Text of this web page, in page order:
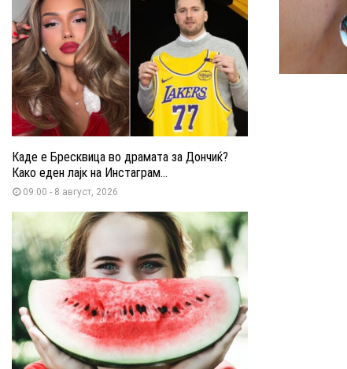
Каде е Бресквица во драмата за Дончиќ?
Како еден лајк на Инстаграм...
09:00 - 8 август, 2026